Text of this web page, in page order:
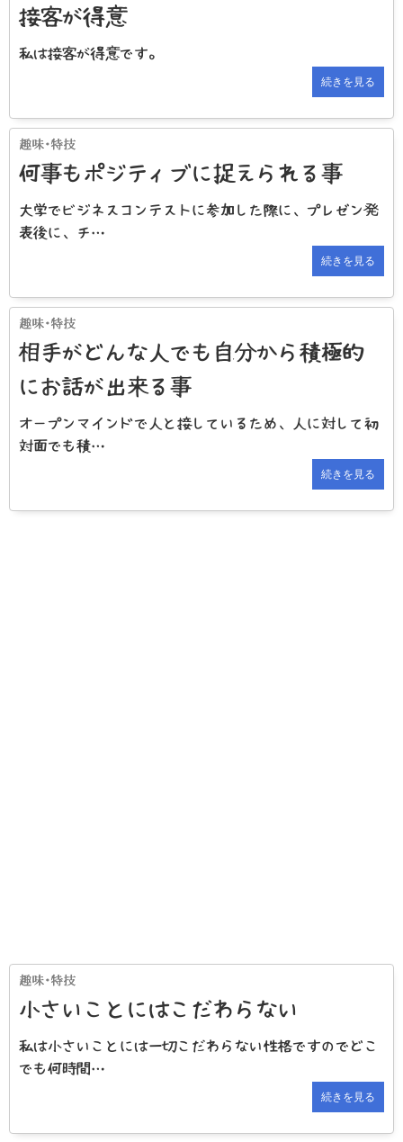
接客が得意
私は接客が得意です。
続きを見る
何事もポジティブに捉えられる事
大学でビジネスコンテストに参加した際に、プレゼン発
表後に、チ…
続きを見る
相手がどんな人でも自分から積極的
にお話が出来る事
オープンマインドで人と接しているため、人に対して初
対面でも積…
続きを見る
小さいことにはこだわらない
私は小さいことには一切こだわらない性格ですのでどこ
でも何時間…
続きを見る